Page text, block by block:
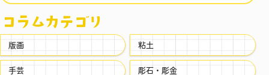
コラムカテゴリ
版画 粘土
手芸 彫石・彫金